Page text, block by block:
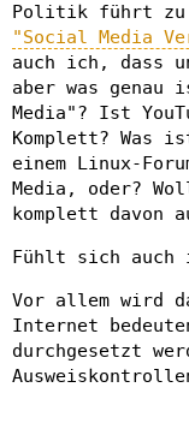
Politik führt zu
"Social Media
auch ich, dass
aber was
Media"? Ist
Komplett? Was
einem Linux-
Media, oder?
komplett davon
Fühlt sich auch
Vor allem wird
Internet
durchgesetzt